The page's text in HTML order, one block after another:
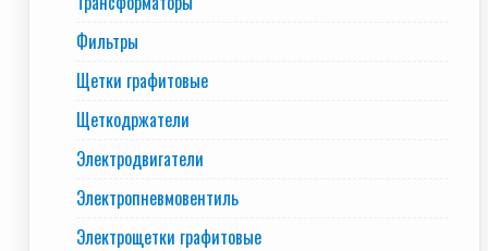
Фильтры
Щетки графитовые
Щеткодржатели
Электродвигатели
Электропневмовентиль
Электрощетки графитовые